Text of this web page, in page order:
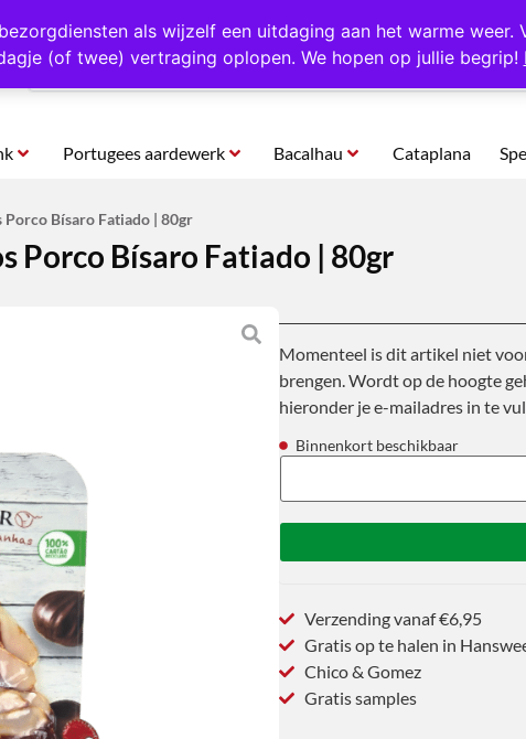
als wijzelf een uitdaging aan het warme weer.
(of twee) vertraging oplopen. We hopen op jullie begrip!
Portugal Altijd 1000 verschillende producten op voorraad Gratis
Portugees aardewerk Bacalhau Cataplana
Porco Bísaro Fatiado | 80gr
Porco Bísaro Fatiado | 80gr
Momenteel is dit artikel niet
brengen. Wordt op de hoogte
hieronder je e-mailadres in te
Binnenkort beschikbaar
Verzending vanaf €6,95
Gratis op te halen in
Chico & Gomez
Gratis samples